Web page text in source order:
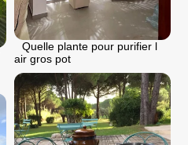
Quelle plante pour purifier l
air gros pot